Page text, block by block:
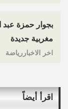
بجوار حمزة عبد
مغربية جديدة
اخر الاخباررياضة
اقرأ أيضاً